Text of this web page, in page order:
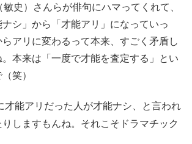
史）さんらが俳句にハマってくれて、
シ」から「才能アリ」になっていっ
アリに変わるって本来、すごく矛盾し
本来は「一度で才能を査定する」とい
笑）
能アリだった人が才能ナシ、と言われ
しますもんね。それこそドラマチック